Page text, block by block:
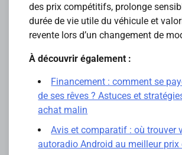
des prix compétitifs, prolonge
durée de vie utile du véhicule et
revente lors d’un changement de
À découvrir également :
Financement : comment se
de ses rêves ? Astuces et
achat malin
Avis et comparatif : où trouver
autoradio Android au meilleur prix